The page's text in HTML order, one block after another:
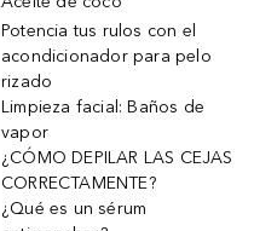
Potencia tus rulos con el
acondicionador para pelo
rizado
Limpieza facial: Baños de
vapor
¿CÓMO DEPILAR LAS CEJAS
CORRECTAMENTE?
¿Qué es un sérum